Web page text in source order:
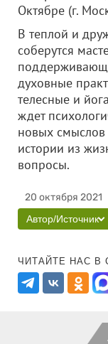
Октябре (г.
В теплой и
соберутся
духовные
телесные и
ждет
новых
истории из
вопросы.
20 октября 2021
Автор/Источник
ЧИТАЙТЕ НАС В